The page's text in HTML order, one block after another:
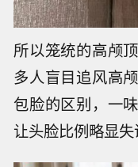
所以笼统的高颅
多人盲目追风高
包脸的区别，一
让头脸比例略显失